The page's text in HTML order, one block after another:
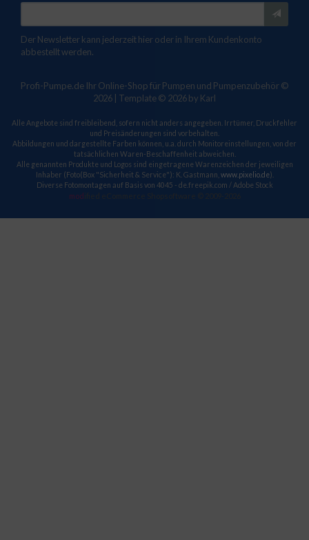
Der Newsletter kann jederzeit hier oder in Ihrem Kundenkonto
abbestellt werden.
Profi-Pumpe.de Ihr Online-Shop für Pumpen und Pumpenzubehör ©
2026 | Template © 2026 by Karl
Alle Angebote sind freibleibend, sofern nicht anders angegeben. Irrtümer, Druckfehler
und Preisänderungen sind vorbehalten.
Abbildungen und dargestellte Farben können, u.a. durch Monitoreinstellungen, von der
tatsächlichen Waren-Beschaffenheit abweichen.
Alle genannten Produkte und Logos sind eingetragene Warenzeichen der jeweiligen
Inhaber (Foto(Box "Sicherheit & Service"): K. Gastmann, www.pixelio.de).
Diverse Fotomontagen auf Basis von 4045 - de.freepik.com / Adobe Stock
mod